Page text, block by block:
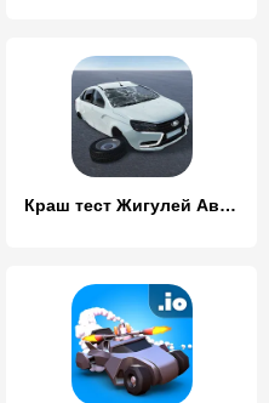
Краш тест Жигулей АвтоВАЗ Опер